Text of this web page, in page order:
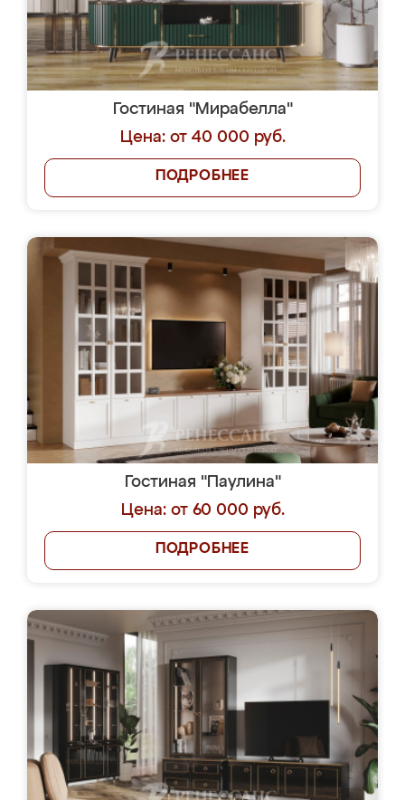
Гостиная "Мирабелла"
Цена: от 40 000 руб.
ПОДРОБНЕЕ
Гостиная "Паулина"
Цена: от 60 000 руб.
ПОДРОБНЕЕ